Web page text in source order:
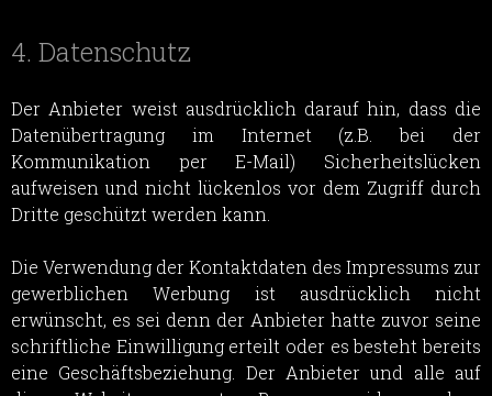
4. Datenschutz
Der Anbieter weist ausdrücklich darauf hin, dass die
Datenübertragung im Internet (z.B. bei der
Kommunikation per E-Mail) Sicherheitslücken
aufweisen und nicht lückenlos vor dem Zugriff durch
Dritte geschützt werden kann.
Die Verwendung der Kontaktdaten des Impressums zur
gewerblichen Werbung ist ausdrücklich nicht
erwünscht, es sei denn der Anbieter hatte zuvor seine
schriftliche Einwilligung erteilt oder es besteht bereits
eine Geschäftsbeziehung. Der Anbieter und alle auf